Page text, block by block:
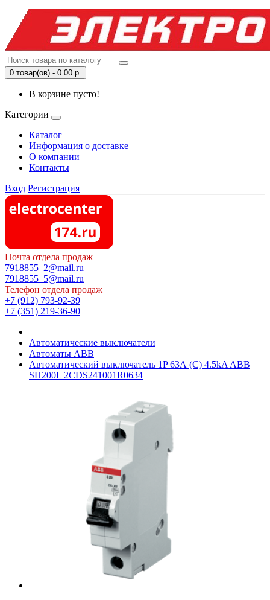
0 товар(ов) - 0.00 р.
В корзине пусто!
Категории
Каталог
Информация о доставке
О компании
Контакты
Вход Регистрация
Почта отдела продаж
7918855_2@mail.ru
7918855_5@mail.ru
Телефон отдела продаж
+7 (912) 793-92-39
+7 (351) 219-36-90
Автоматические выключатели
Автоматы ABB
Автоматический выключатель 1P 63А (C) 4.5kA ABB
SH200L 2CDS241001R0634